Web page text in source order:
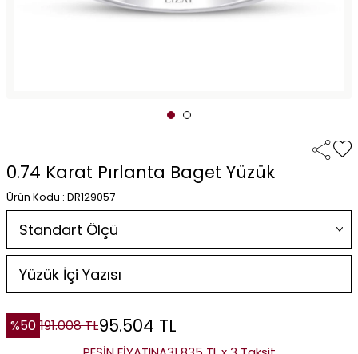
0.74 Karat Pırlanta Baget Yüzük
Ürün Kodu : DR129057
%50 191.008TL95.504 TL